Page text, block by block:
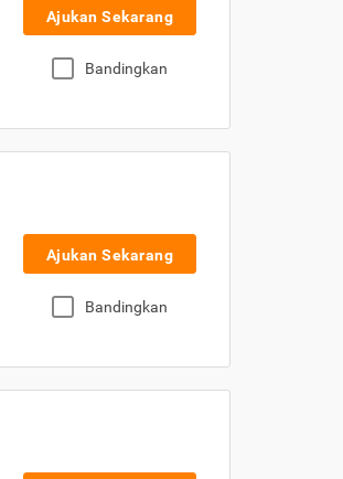
Ajukan Sekarang
Bandingkan
Ajukan Sekarang
Bandingkan